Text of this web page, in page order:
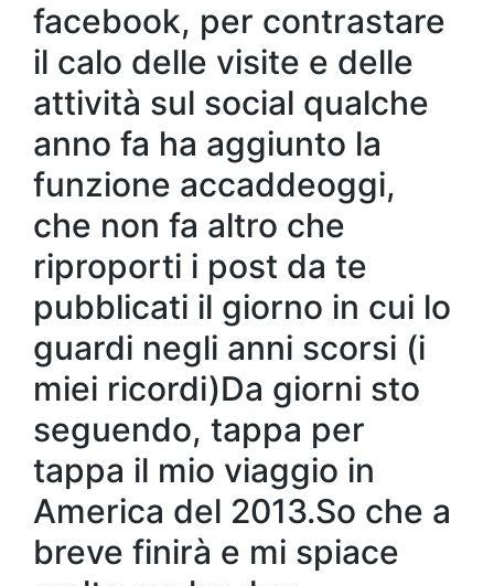
facebook, per contrastare
il calo delle visite e delle
attività sul social qualche
anno fa ha aggiunto la
funzione accaddeoggi,
che non fa altro che
riproporti i post da te
pubblicati il giorno in cui lo
guardi negli anni scorsi (i
miei ricordi)Da giorni sto
seguendo, tappa per
tappa il mio viaggio in
America del 2013.So che a
breve finirà e mi spiace